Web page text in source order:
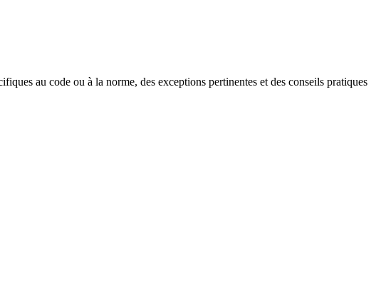
au code ou à la norme, des exceptions pertinentes et des conseils pratiques